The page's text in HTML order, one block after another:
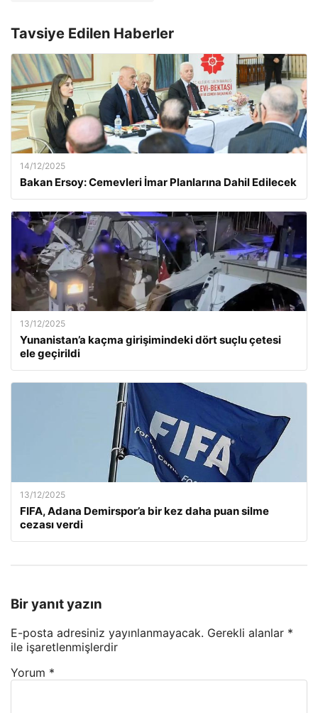
Tavsiye Edilen Haberler
14/12/2025
Bakan Ersoy: Cemevleri İmar Planlarına Dahil Edilecek
13/12/2025
Yunanistan’a kaçma girişimindeki dört suçlu çetesi
ele geçirildi
13/12/2025
FIFA, Adana Demirspor’a bir kez daha puan silme
cezası verdi
Bir yanıt yazın
E-posta adresiniz yayınlanmayacak. Gerekli alanlar *
ile işaretlenmişlerdir
Yorum *